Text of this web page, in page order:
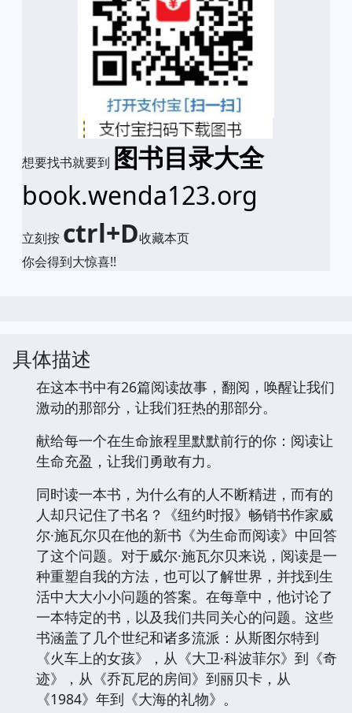
想要找书就要到 图书目录大全
book.wenda123.org
立刻按 ctrl+D收藏本页
你会得到大惊喜!!
具体描述
在这本书中有26篇阅读故事，翻阅，唤醒让我们
激动的那部分，让我们狂热的那部分。
献给每一个在生命旅程里默默前行的你：阅读让
生命充盈，让我们勇敢有力。
同时读一本书，为什么有的人不断精进，而有的
人却只记住了书名？《纽约时报》畅销书作家威
尔·施瓦尔贝在他的新书《为生命而阅读》中回答
了这个问题。对于威尔·施瓦尔贝来说，阅读是一
种重塑自我的方法，也可以了解世界，并找到生
活中大大小小问题的答案。在每章中，他讨论了
一本特定的书，以及我们共同关心的问题。这些
书涵盖了几个世纪和诸多流派：从斯图尔特到
《火车上的女孩》，从《大卫·科波菲尔》到《奇
迹》，从《乔瓦尼的房间》到丽贝卡，从
《1984》年到《大海的礼物》。